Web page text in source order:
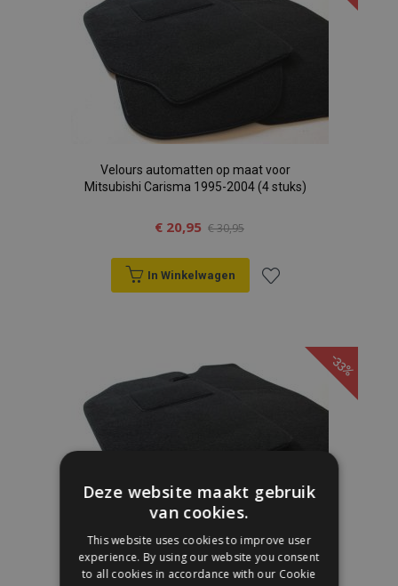
verlanglijst
Velours automatten op maat voor
Mitsubishi Carisma 1995-2004 (4 stuks)
€ 20,95 € 30,95
In Winkelwagen
aan
verlanglijst
-33%
Velours automatten op maat voor Fiat
Uno 1983-2002 (4 stuks)
Deze website maakt gebruik
van cookies.
This website uses cookies to improve user
experience. By using our website you consent
to all cookies in accordance with our Cookie